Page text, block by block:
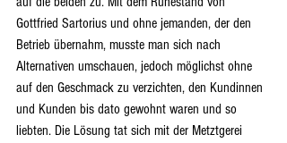
Gottfried Sartorius und ohne jemanden, der den
Betrieb übernahm, musste man sich nach
Alternativen umschauen, jedoch möglichst ohne
auf den Geschmack zu verzichten, den Kundinnen
und Kunden bis dato gewohnt waren und so
liebten. Die Lösung tat sich mit der Metztgerei